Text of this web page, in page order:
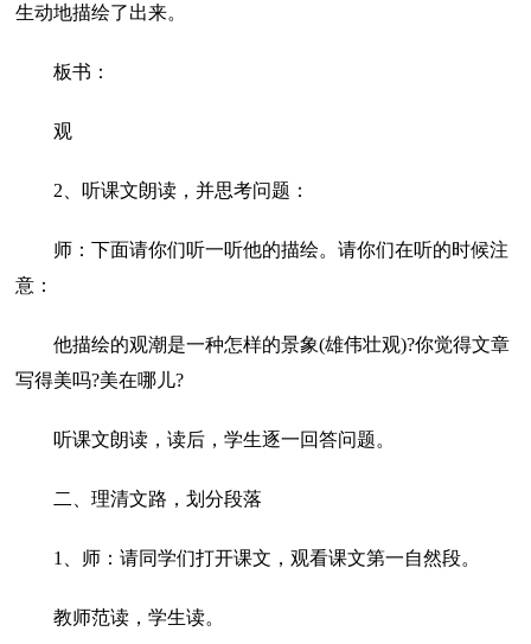
生动地描绘了出来。
板书：
观
2、听课文朗读，并思考问题：
师：下面请你们听一听他的描绘。请你们在听的时候注
意：
他描绘的观潮是一种怎样的景象(雄伟壮观)?你觉得文章
写得美吗?美在哪儿?
听课文朗读，读后，学生逐一回答问题。
二、理清文路，划分段落
1、师：请同学们打开课文，观看课文第一自然段。
教师范读，学生读。